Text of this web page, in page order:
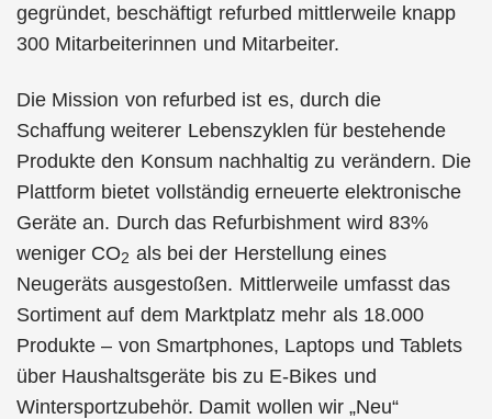
gegründet, beschäftigt refurbed mittlerweile knapp
300 Mitarbeiterinnen und Mitarbeiter.
Die Mission von refurbed ist es, durch die
Schaffung weiterer Lebenszyklen für bestehende
Produkte den Konsum nachhaltig zu verändern. Die
Plattform bietet vollständig erneuerte elektronische
Geräte an. Durch das Refurbishment wird 83%
weniger CO2 als bei der Herstellung eines
Neugeräts ausgestoßen. Mittlerweile umfasst das
Sortiment auf dem Marktplatz mehr als 18.000
Produkte – von Smartphones, Laptops und Tablets
über Haushaltsgeräte bis zu E-Bikes und
Wintersportzubehör. Damit wollen wir „Neu“